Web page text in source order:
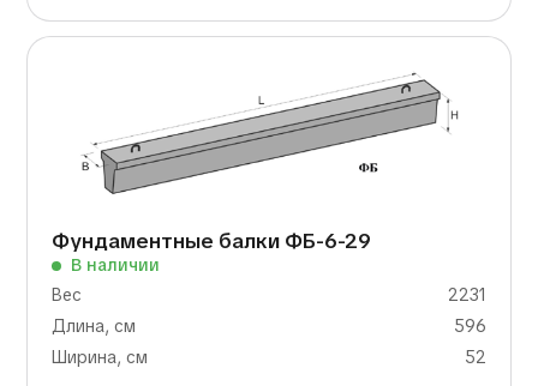
Фундаментные балки ФБ-6-29
В наличии
Вес
2231
Длина, см
596
Ширина, см
52